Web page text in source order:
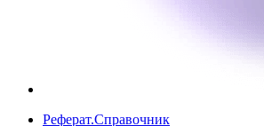
Реферат.Справочник